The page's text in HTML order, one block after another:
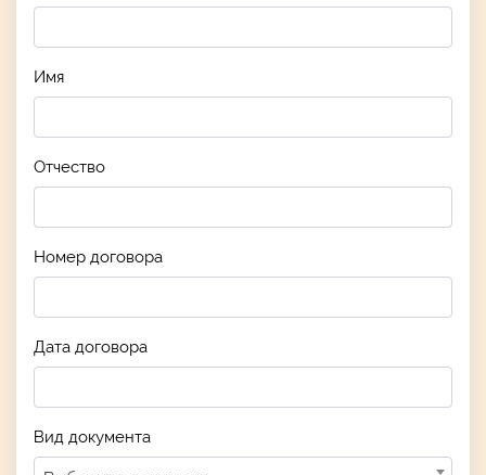
Имя
Отчество
Номер договора
Дата договора
Вид документа